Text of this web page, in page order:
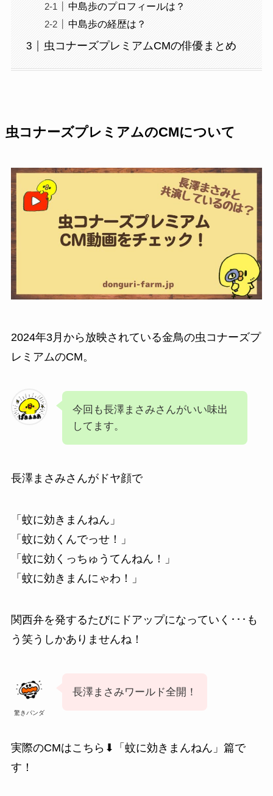
中島歩のプロフィールは？
中島歩の経歴は？
虫コナーズプレミアムCMの俳優まとめ
虫コナーズプレミアムのCMについて
2024年3月から放映されている金鳥の虫コナーズプ
レミアムのCM。
今回も長澤まさみさんがいい味出
してます。
長澤まさみさんがドヤ顔で
「蚊に効きまんねん」
「蚊に効くんでっせ！」
「蚊に効くっちゅうてんねん！」
「蚊に効きまんにゃわ！」
関西弁を発するたびにドアップになっていく･･･も
う笑うしかありませんね！
驚きパンダ
長澤まさみワールド全開！
実際のCMはこちら⬇「蚊に効きまんねん」篇で
す！